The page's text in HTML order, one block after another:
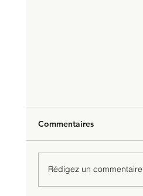
Commentaires
Rédigez un